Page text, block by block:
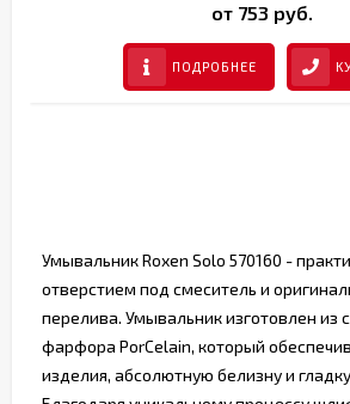
от 753 руб.
ПОДРОБНЕЕ
Умывальник Roxen Solo 570160 -
отверстием под смеситель и
перелива. Умывальник изготовлен из
фарфора PorCelain, который
изделия, абсолютную белизну и